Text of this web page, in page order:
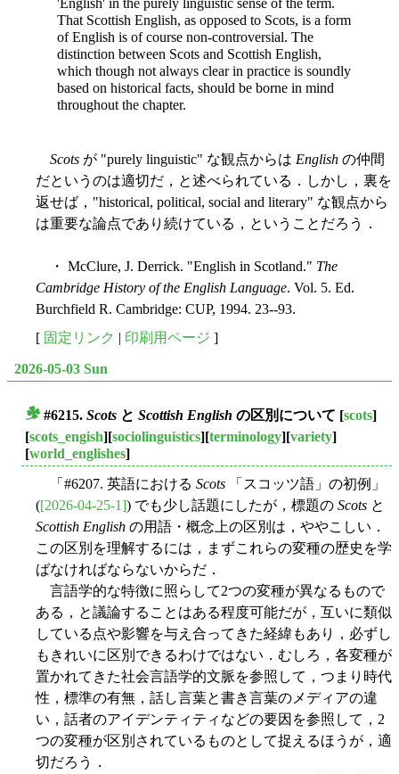
'English' in the purely linguistic sense of the term.
That Scottish English, as opposed to Scots, is a form
of English is of course non-controversial. The
distinction between Scots and Scottish English,
which though not always clear in practice is soundly
based on historical facts, should be borne in mind
throughout the chapter.
Scots が "purely linguistic" な観点からは English の仲間
だというのは適切だ，と述べられている．しかし，裏を
返せば，"historical, political, social and literary" な観点から
は重要な論点であり続けている，ということだろう．
・ McClure, J. Derrick. "English in Scotland." The
Cambridge History of the English Language. Vol. 5. Ed.
Burchfield R. Cambridge: CUP, 1994. 23--93.
[ 固定リンク | 印刷用ページ ]
2026-05-03 Sun
#6215. Scots と Scottish English の区別について [scots]
[scots_engish][sociolinguistics][terminology][variety]
[world_englishes]
「#6207. 英語における Scots 「スコッツ語」の初例」
([2026-04-25-1]) でも少し話題にしたが，標題の Scots と
Scottish English の用語・概念上の区別は，ややこしい．
この区別を理解するには，まずこれらの変種の歴史を学
ばなければならないからだ．
言語学的な特徴に照らして2つの変種が異なるもので
ある，と議論することはある程度可能だが，互いに類似
している点や影響を与え合ってきた経緯もあり，必ずし
もきれいに区別できるわけではない．むしろ，各変種が
置かれてきた社会言語学的文脈を参照して，つまり時代
性，標準の有無，話し言葉と書き言葉のメディアの違
い，話者のアイデンティティなどの要因を参照して，2
つの変種が区別されているものとして捉えるほうが，適
切だろう．